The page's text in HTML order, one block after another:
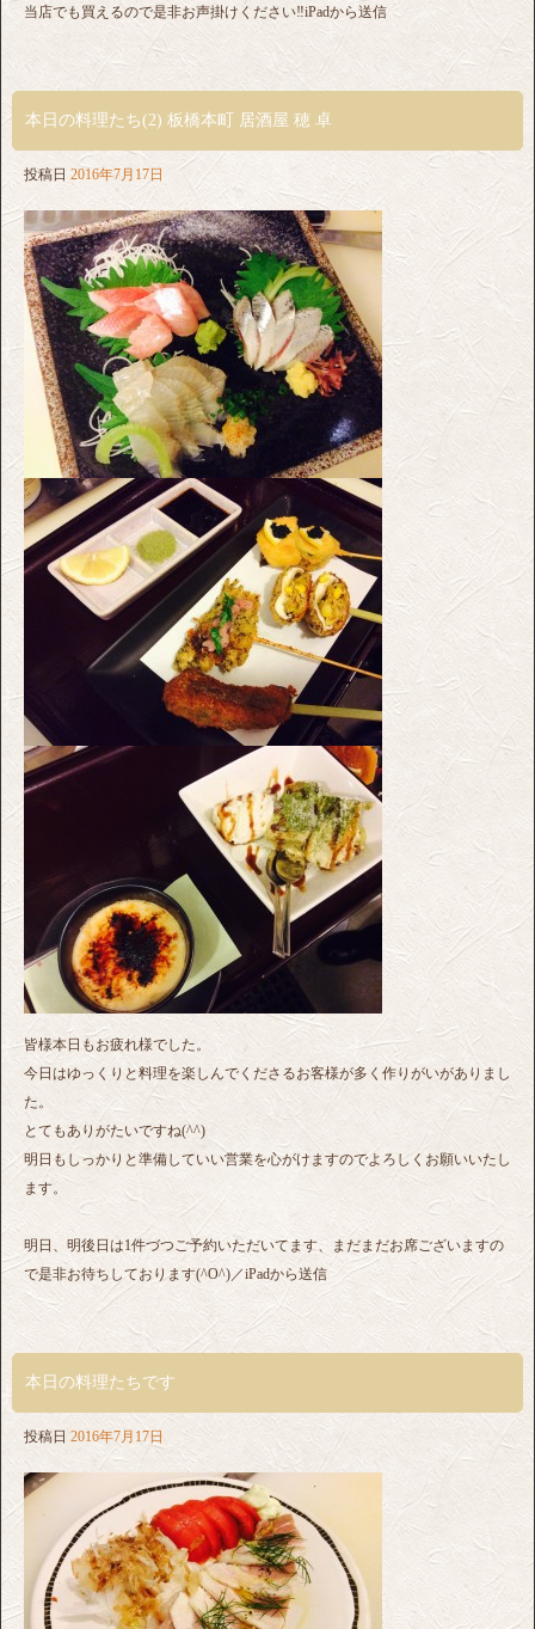
当店でも買えるので是非お声掛けください‼︎iPadから送信
本日の料理たち(2) 板橋本町 居酒屋 穂 卓
投稿日 2016年7月17日
皆様本日もお疲れ様でした。
今日はゆっくりと料理を楽しんでくださるお客様が多く作りがいがありまし
た。
とてもありがたいですね(^^)
明日もしっかりと準備していい営業を心がけますのでよろしくお願いいたし
ます。
明日、明後日は1件づつご予約いただいてます、まだまだお席ございますの
で是非お待ちしております(^O^)／iPadから送信
本日の料理たちです
投稿日 2016年7月17日